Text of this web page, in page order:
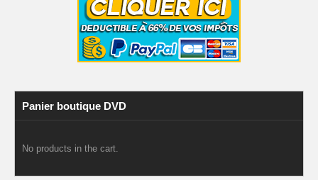
Panier boutique DVD
No products in the cart.